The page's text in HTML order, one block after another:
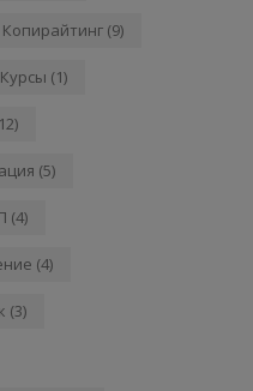
Копирайтинг (9)
Курсы (1)
(5)
(4)
(4)
(3)